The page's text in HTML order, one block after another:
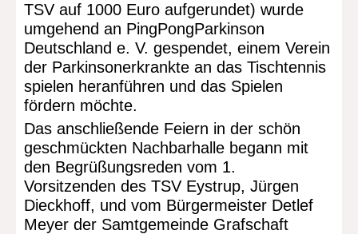
TSV auf 1000 Euro aufgerundet) wurde
umgehend an PingPongParkinson
Deutschland e. V. gespendet, einem Verein
der Parkinsonerkrankte an das Tischtennis
spielen heranführen und das Spielen
fördern möchte.
Das anschließende Feiern in der schön
geschmückten Nachbarhalle begann mit
den Begrüßungsreden vom 1.
Vorsitzenden des TSV Eystrup, Jürgen
Dieckhoff, und vom Bürgermeister Detlef
Meyer der Samtgemeinde Grafschaft